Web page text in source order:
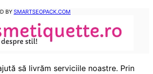
BY SMARTSEOPACK.COM
să livrăm serviciile noastre. Prin